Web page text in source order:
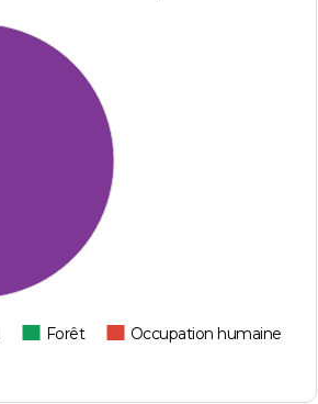
Forêt
Occupation humaine